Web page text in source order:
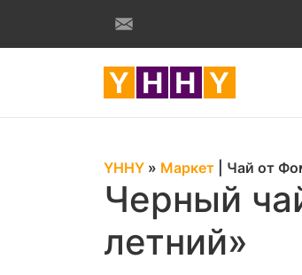
YHHY » Маркет Чай от
Черный
летний»